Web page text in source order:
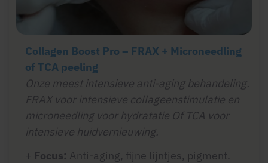
Collagen Boost Pro – FRAX + Microneedling
of TCA peeling
Onze meest intensieve anti-aging behandeling.
FRAX voor intensieve collageenstimulatie en
microneedling voor hydratatie Of TCA voor
intensieve huidvernieuwing.
+ Focus: Anti-aging, fijne lijntjes, pigment.